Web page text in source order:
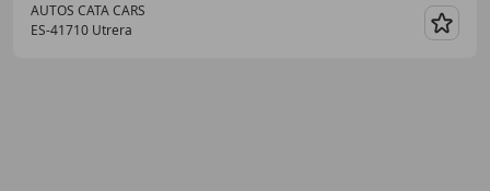
AUTOS CATA CARS
ES-41710 Utrera